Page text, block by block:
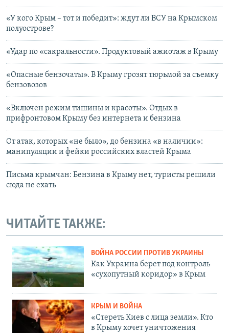
«У кого Крым – тот и победит»: ждут ли ВСУ на Крымском
полуострове?
«Удар по «сакральности». Продуктовый ажиотаж в Крыму
«Опасные бензочаты». В Крыму грозят тюрьмой за съемку
бензовозов
«Включен режим тишины и красоты». Отдых в
прифронтовом Крыму без интернета и бензина
От атак, которых «не было», до бензина «в наличии»:
манипуляции и фейки российских властей Крыма
Письма крымчан: Бензина в Крыму нет, туристы решили
сюда не ехать
ЧИТАЙТЕ ТАКЖЕ:
ВОЙНА РОССИИ ПРОТИВ УКРАИНЫ
Как Украина берет под контроль
«сухопутный коридор» в Крым
КРЫМ И ВОЙНА
«Стереть Киев с лица земли». Кто
в Крыму хочет уничтожения